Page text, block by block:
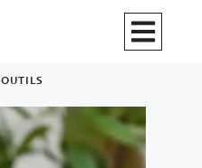
OUTILS